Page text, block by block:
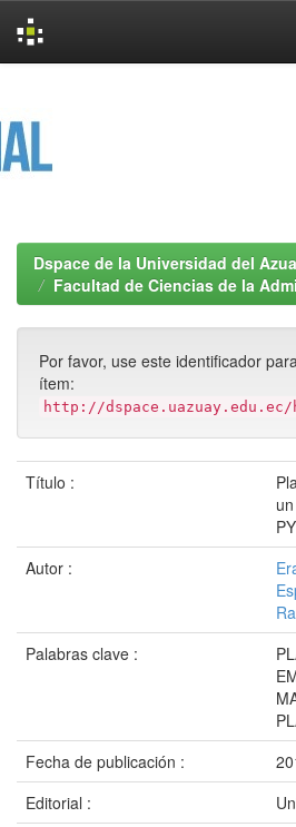
Dspace de la Universidad del
Facultad de Ciencias de la
Por favor, use este identificador
ítem:
http://dspace.uazuay.edu.ec/
Título :
Autor :
Palabras clave :
Fecha de publicación :
Editorial :